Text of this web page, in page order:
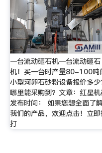
一台流动砸石机一台流动砸石
机！买一台时产量80-100吨
小型河卵石砂粉设备报价多少
哪里能采购到？文章：红星
发布时间： 如果您想全面了
我们的产品，欢迎点击！立
打